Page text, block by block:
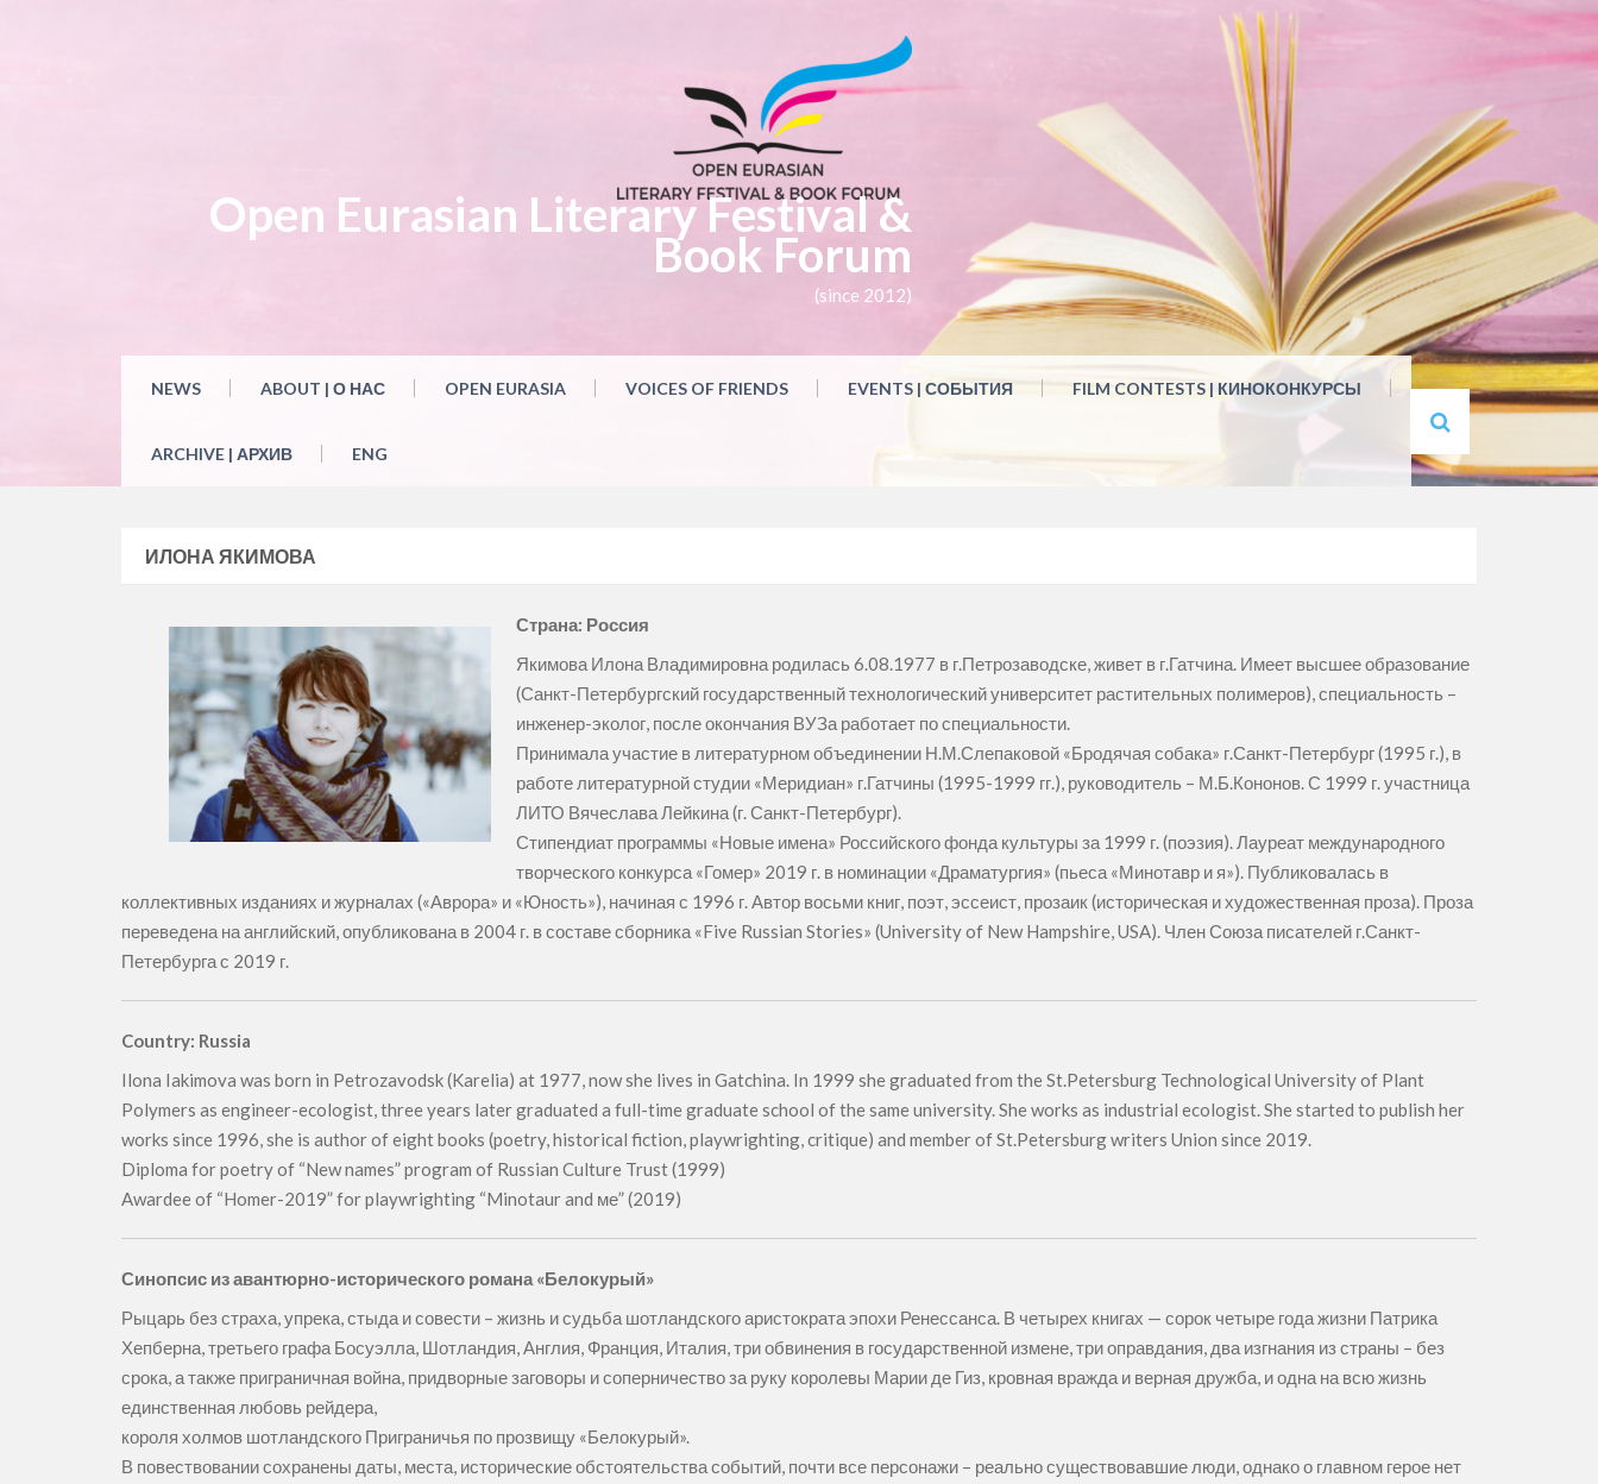
Open Eurasian Literary Festival &
Book Forum
(since 2012)
NEWS ABOUT | О НАС OPEN EURASIA VOICES OF FRIENDS EVENTS | СОБЫТИЯ FILM CONTESTS | КИНОКОНКУРСЫ
ARCHIVE | АРХИВ ENG
ИЛОНА ЯКИМОВА
Страна: Россия
Якимова Илона Владимировна родилась 6.08.1977 в г.Петрозаводске, живет в г.Гатчина. Имеет высшее образование
(Санкт-Петербургский государственный технологический университет растительных полимеров), специальность –
инженер-эколог, после окончания ВУЗа работает по специальности.
Принимала участие в литературном объединении Н.М.Слепаковой «Бродячая собака» г.Санкт-Петербург (1995 г.), в
работе литературной студии «Меридиан» г.Гатчины (1995-1999 гг.), руководитель – М.Б.Кононов. С 1999 г. участница
ЛИТО Вячеслава Лейкина (г. Санкт-Петербург).
Стипендиат программы «Новые имена» Российского фонда культуры за 1999 г. (поэзия). Лауреат международного
творческого конкурса «Гомер» 2019 г. в номинации «Драматургия» (пьеса «Минотавр и я»). Публиковалась в
коллективных изданиях и журналах («Аврора» и «Юность»), начиная с 1996 г. Автор восьми книг, поэт, эссеист, прозаик (историческая и художественная проза). Проза
переведена на английский, опубликована в 2004 г. в составе сборника «Five Russian Stories» (University of New Hampshire, USA). Член Союза писателей г.Санкт-
Петербурга с 2019 г.
Country: Russia
Ilona Iakimova was born in Petrozavodsk (Karelia) at 1977, now she lives in Gatchina. In 1999 she graduated from the St.Petersburg Technological University of Plant
Polymers as engineer-ecologist, three years later graduated a full-time graduate school of the same university. She works as industrial ecologist. She started to publish her
works since 1996, she is author of eight books (poetry, historical fiction, playwrighting, critique) and member of St.Petersburg writers Union since 2019.
Diploma for poetry of “New names” program of Russian Culture Trust (1999)
Awardee of “Homer-2019” for playwrighting “Minotaur and ме” (2019)
Синопсис из авантюрно-исторического романа «Белокурый»
Рыцарь без страха, упрека, стыда и совести – жизнь и судьба шотландского аристократа эпохи Ренессанса. В четырех книгах — сорок четыре года жизни Патрика
Хепберна, третьего графа Босуэлла, Шотландия, Англия, Франция, Италия, три обвинения в государственной измене, три оправдания, два изгнания из страны – без
срока, а также приграничная война, придворные заговоры и соперничество за руку королевы Марии де Гиз, кровная вражда и верная дружба, и одна на всю жизнь
единственная любовь рейдера,
короля холмов шотландского Приграничья по прозвищу «Белокурый».
В повествовании сохранены даты, места, исторические обстоятельства событий, почти все персонажи – реально существовавшие люди, однако о главном герое нет